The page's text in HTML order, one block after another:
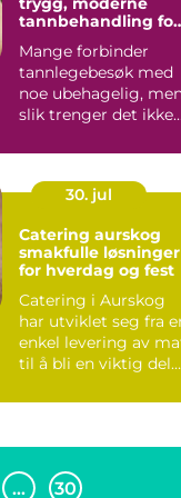
tannbehandling for
Mange forbinder
tannlegebesøk med
noe ubehagelig,
slik trenger det ikke
f...
30. jul
Catering aurskog
smakfulle løsninger
for hverdag og fest
Catering i Aurskog
har utviklet seg fra
enkel levering av
til å bli en viktig del
… 30